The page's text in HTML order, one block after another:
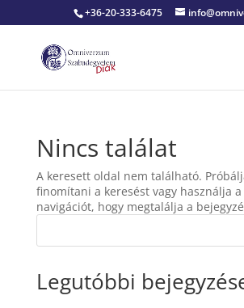
+36-20-333-6475
Nincs találat
A keresett oldal nem található.
finomítani a keresést vagy használja
navigációt, hogy megtalálja a
Legutóbbi